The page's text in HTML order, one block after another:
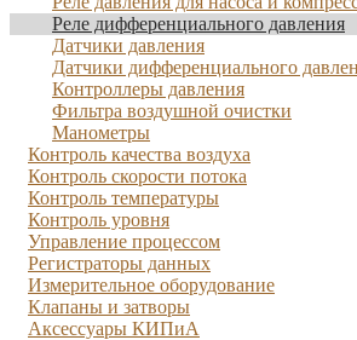
Реле дифференциального давления
Датчики давления
Датчики дифференциального
Контроллеры давления
Фильтра воздушной очистки
Манометры
Контроль качества воздуха
Контроль скорости потока
Контроль температуры
Контроль уровня
Управление процессом
Регистраторы данных
Измерительное оборудование
Клапаны и затворы
Аксессуары КИПиА